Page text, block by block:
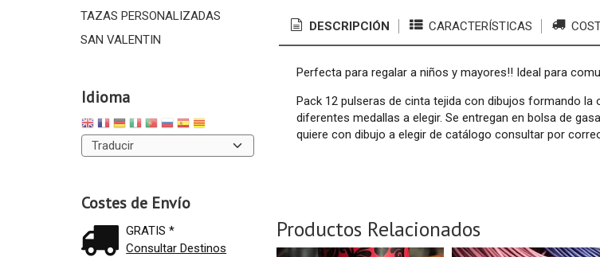
TAZAS PERSONALIZADAS
SAN VALENTIN
Idioma
Costes de Envío
GRATIS *
Consultar Destinos
DESCRIPCIÓN CARACTERÍSTICAS
Perfecta para regalar a niños y mayores!! Ideal para
Pack 12 pulseras de cinta tejida con dibujos formando
diferentes medallas a elegir. Se entregan en bolsa de
quiere con dibujo a elegir de catálogo consultar por
Productos Relacionados